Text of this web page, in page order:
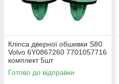
Кліпса дверної обшивки S80
Volvo 6Y0867260 7701057716
комплект 5шт
Готово до відправки